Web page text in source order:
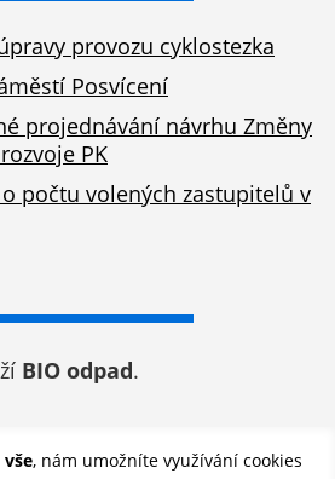
provozu cyklostezka
Posvícení
projednávání návrhu Změny
PK
počtu volených zastupitelů v
BIO odpad.
e-mailem
, nám umožníte využívání cookies